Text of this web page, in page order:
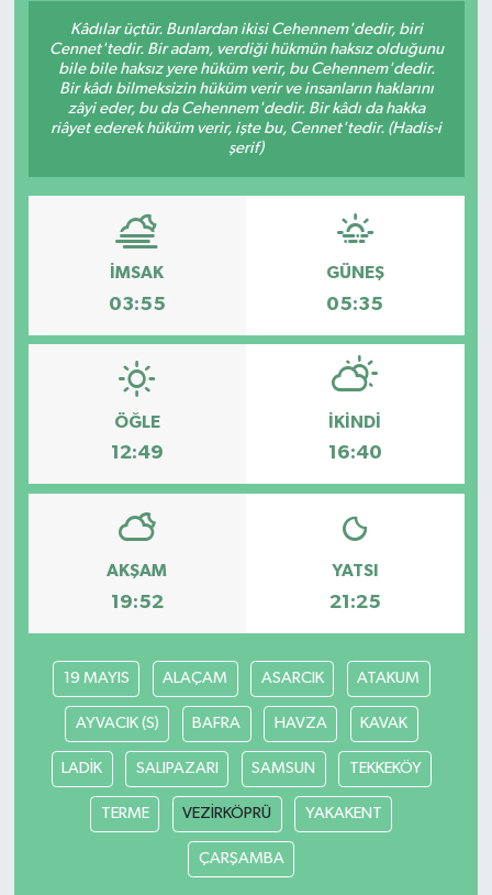
Kâdılar üçtür. Bunlardan ikisi Cehennem'dedir, biri
Cennet'tedir. Bir adam, verdiği hükmün haksız olduğunu
bile bile haksız yere hüküm verir, bu Cehennem'dedir.
Bir kâdı bilmeksizin hüküm verir ve insanların haklarını
zâyi eder, bu da Cehennem'dedir. Bir kâdı da hakka
riâyet ederek hüküm verir, işte bu, Cennet'tedir. (Hadis-i
şerif)
İMSAK
03:55
GÜNEŞ
05:35
ÖĞLE
12:49
İKINDI
16:40
AKŞAM
19:52
YATSI
21:25
19 MAYIS ALAÇAM ASARCIK ATAKUM
AYVACIK (S) BAFRA HAVZA KAVAK
LADİK SALIPAZARI SAMSUN TEKKEKÖY
TERME VEZİRKÖPRÜ YAKAKENT
ÇARŞAMBA
Siyaset
Spor
Yaşam